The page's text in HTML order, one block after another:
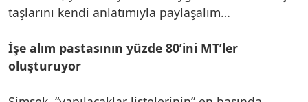
taşlarını kendi anlatımıyla paylaşalım…
İşe alım pastasının yüzde 80’ini MT’ler
oluşturuyor